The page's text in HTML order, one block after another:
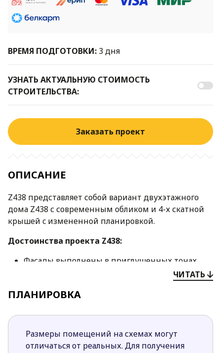
ВРЕМЯ ПОДГОТОВКИ: 3 дня
УЗНАТЬ АКТУАЛЬНУЮ СТОИМОСТЬ
СТРОИТЕЛЬСТВА:
Заказать проект
ОПИСАНИЕ
Z438 представляет собой вариант двухэтажного
дома Z438 с современным обликом и 4-х скатной
крышей c измененной планировкой.
Достоинства проекта Z438:
Фасады выполнены в приглушенных тонах.
Белая штукатурка гармонично сочетается
белым камнем и серой фасадной доской.
Первый этаж в основном отведен под
удобной функциональной кухней.
Во фронтальной части первого этажа
ЧИТАТЬ
ПЛАНИРОВКА
Размеры помещений на схемах могут
отличаться от реальных. Для получения